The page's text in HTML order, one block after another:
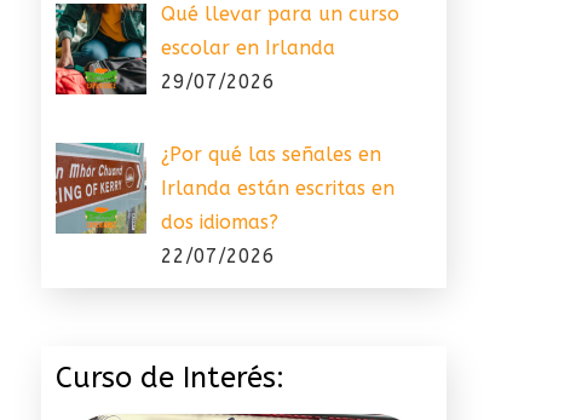
Qué llevar para un curso
escolar en Irlanda
29/07/2026
¿Por qué las señales en
Irlanda están escritas en
dos idiomas?
22/07/2026
Curso de Interés: